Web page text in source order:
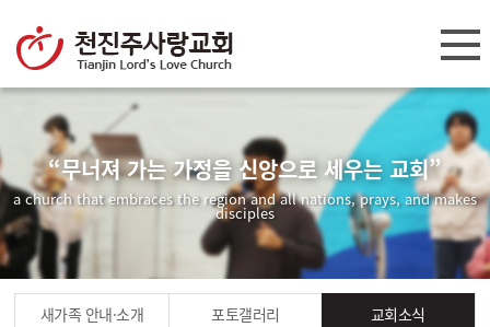
“무너져 가는 가정을 신앙으로 세우는 교회”
a church that embraces the region and all nations, prays, and makes
disciples
새가족 안내·소개 포토갤러리
교회소식